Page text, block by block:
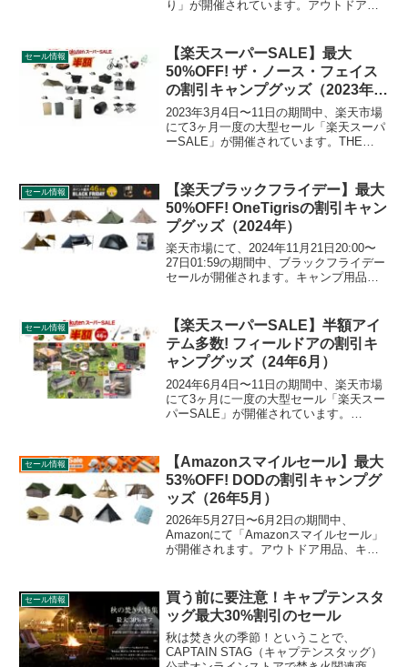
り」が開催されています。アウトドア用
ャンプグッズもお得に購入できます。詳
細をレビューします。
セール情報
【楽天スーパーSALE】最大
50%OFF! ザ・ノース・フェイス
の割引キャンプグッズ（2023年3
月）
2023年3月4日〜11日の期間中、楽天市場
にて3ヶ月一度の大型セール「楽天スーパ
ーSALE」が開催されています。THE
などを一覧化します。詳細をレビューし
ます。
セール情報
【楽天ブラックフライデー】最大
50%OFF! OneTigrisの割引キャン
プグッズ（2024年）
楽天市場にて、2024年11月21日20:00〜
27日01:59の期間中、ブラックフライデー
セールが開催されます。キャンプ用品も
グッズもお得に購入できます。詳細をレ
ビューします。
セール情報
【楽天スーパーSALE】半額アイ
テム多数! フィールドアの割引キ
ャンプグッズ（24年6月）
2024年6月4日〜11日の期間中、楽天市場
にて3ヶ月に一度の大型セール「楽天スー
パーSALE」が開催されています。
化します。詳細をレビューします。
セール情報
【Amazonスマイルセール】最大
53%OFF! DODの割引キャンプグ
ッズ（26年5月）
2026年5月27日〜6月2日の期間中、
Amazonにて「Amazonスマイルセール」
が開催されます。アウトドア用品、キャ
ッズもお得に購入できます。詳細をレビ
ューします。
セール情報
買う前に要注意！キャプテンスタ
ッグ最大30%割引のセール
秋は焚き火の季節！ということで、
CAPTAIN STAG（キャプテンスタッグ）